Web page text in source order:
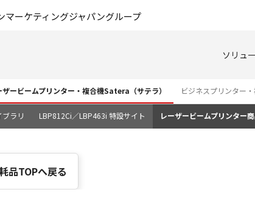
マーケティングジャパングループ
ソリュ
ザービームプリンター・複合機Satera（サテラ） ビジネスプリンター
ラリ LBP812Ci／LBP463i 特設サイト レーザービームプリンター
品TOPへ戻る